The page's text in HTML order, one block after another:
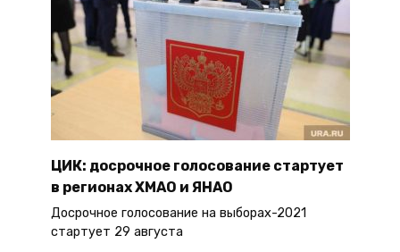
ЦИК: досрочное голосование стартует
в регионах ХМАО и ЯНАО
Досрочное голосование на выборах-2021
стартует 29 августа